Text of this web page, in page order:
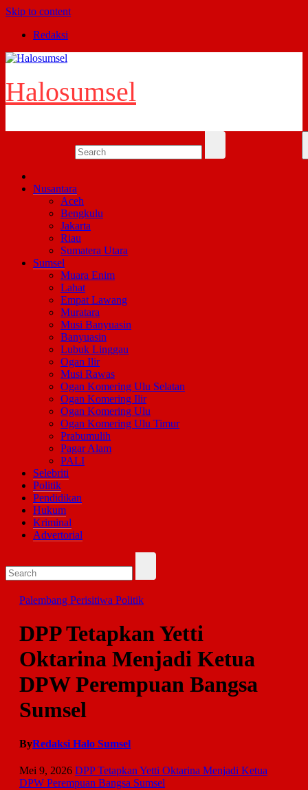
Skip to content
Redaksi
Halosumsel
Nusantara
Aceh
Bengkulu
Jakarta
Riau
Sumatera Utara
Sumsel
Muara Enim
Lahat
Empat Lawang
Muratara
Musi Banyuasin
Banyuasin
Lubuk Linggau
Ogan Ilir
Musi Rawas
Ogan Komering Ulu Selatan
Ogan Komering Ilir
Ogan Komering Ulu
Ogan Komering Ulu Timur
Prabumulih
Pagar Alam
PALI
Selebriti
Politik
Pendidikan
Hukum
Kriminal
Advertorial
Palembang Perisitiwa Politik
DPP Tetapkan Yetti
Oktarina Menjadi Ketua
DPW Perempuan Bangsa
Sumsel
ByRedaksi Halo Sumsel
Mei 9, 2026 DPP Tetapkan Yetti Oktarina Menjadi Ketua
DPW Perempuan Bangsa Sumsel